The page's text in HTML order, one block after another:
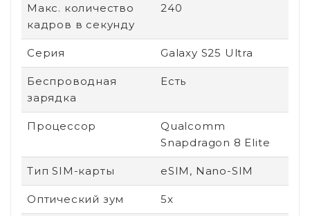
Макс. количество
кадров в секунду
240
Серия Galaxy S25 Ultra
Беспроводная
зарядка
Есть
Процессор
Qualcomm
Snapdragon 8 Elite
Тип SIM-карты eSIM, Nano-SIM
Оптический зум 5x